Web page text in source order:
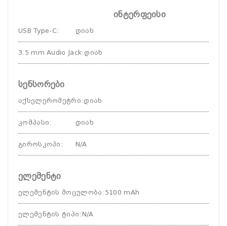
ინტერფეისი
USB Type-C: დიახ
3.5 mm Audio Jack: დიახ
სენსორები
აქსელერომეტრი: დიახ
კომპასი: დიახ
გიროსკოპი : N/A
ელემენტი
ელემენტის მოცულობა: 5100 mAh
ელემენტის ტიპი: N/A